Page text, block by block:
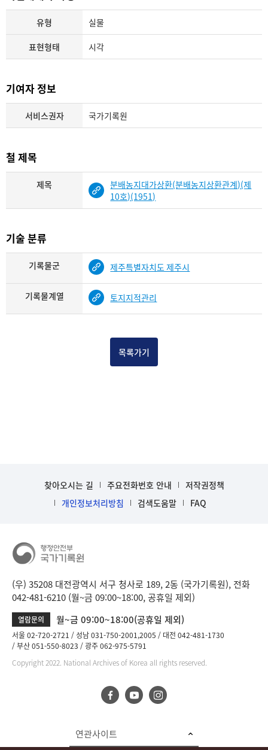
유형 실물
표현형태 시각
기여자 정보
서비스권자 국가기록원
철 제목
제목
분배농지대가상환(분배농지상환관계)(제
10호)(1951)
기술 분류
기록물군 제주특별자치도 제주시
기록물계열 토지지적관리
목록가기
찾아오시는 길 주요전화번호 안내
저작권정책
개인정보처리방침
검색도움말 FAQ
(우) 35208 대전광역시 서구 청사로 189, 2동 (국가기록원), 전화
042-481-6210 (월~금 09:00~18:00, 공휴일 제외)
열람문의 월~금 09:00~18:00(공휴일 제외)
서울 02-720-2721 성남 031-750-2001,2005
대전 042-481-1730
부산 051-550-8023
광주 062-975-5791
Copyright 2022. National Archives of Korea all rights reserved.
연관사이트